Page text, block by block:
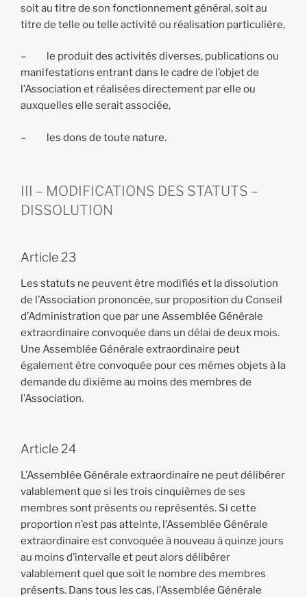
soit au titre de son fonctionnement général, soit au
titre de telle ou telle activité ou réalisation particulière,
– le produit des activités diverses, publications ou
manifestations entrant dans le cadre de l’objet de
l’Association et réalisées directement par elle ou
auxquelles elle serait associée,
– les dons de toute nature.
III – MODIFICATIONS DES STATUTS –
DISSOLUTION
Article 23
Les statuts ne peuvent être modifiés et la dissolution
de l’Association prononcée, sur proposition du Conseil
d’Administration que par une Assemblée Générale
extraordinaire convoquée dans un délai de deux mois.
Une Assemblée Générale extraordinaire peut
également être convoquée pour ces mêmes objets à la
demande du dixième au moins des membres de
l’Association.
Article 24
L’Assemblée Générale extraordinaire ne peut délibérer
valablement que si les trois cinquièmes de ses
membres sont présents ou représentés. Si cette
proportion n’est pas atteinte, l’Assemblée Générale
extraordinaire est convoquée à nouveau à quinze jours
au moins d’intervalle et peut alors délibérer
valablement quel que soit le nombre des membres
présents. Dans tous les cas, l’Assemblée Générale